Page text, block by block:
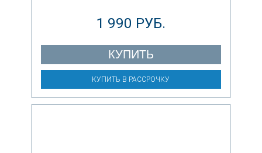
1 990 РУБ.
КУПИТЬ
КУПИТЬ В РАССРОЧКУ